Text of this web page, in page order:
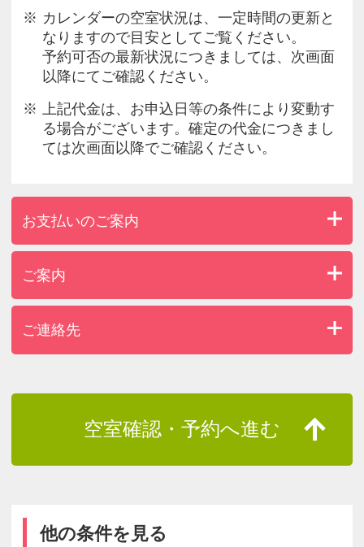
カレンダーの空室状況は、一定時間の更新と
なりますので目安としてご覧ください。
予約可否の最新状況につきましては、次画面
以降にてご確認ください。
上記代金は、お申込日等の条件により変動す
る場合がございます。確定の代金につきまし
ては次画面以降でご確認ください。
お支払いのご案内
ご案内
ご連絡先
空室確認・予約へ進む
他の条件を見る